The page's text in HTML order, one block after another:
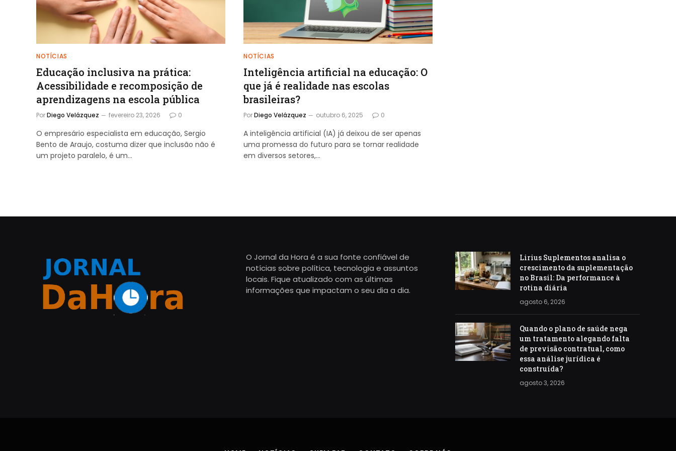
NOTÍCIAS
Educação inclusiva na prática:
Acessibilidade e recomposição de
aprendizagens na escola pública
PorDiego Velázquez fevereiro 23, 2026 0
O empresário especialista em educação, Sergio
Bento de Araujo, costuma dizer que inclusão não é
um projeto paralelo, é um…
NOTÍCIAS
Inteligência artificial na educação: O
que já é realidade nas escolas
brasileiras?
PorDiego Velázquez outubro 6, 2025 0
A inteligência artificial (IA) já deixou de ser apenas
uma promessa do futuro para se tornar realidade
em diversos setores,…
O Jornal da Hora é a sua fonte confiável de
notícias sobre política, tecnologia e assuntos
locais. Fique atualizado com as últimas
informações que impactam o seu dia a dia.
Lirius Suplementos analisa o
crescimento da suplementação
no Brasil: Da performance à
rotina diária
agosto 6, 2026
Quando o plano de saúde nega
um tratamento alegando falta
de previsão contratual, como
essa análise jurídica é
construída?
agosto 3, 2026